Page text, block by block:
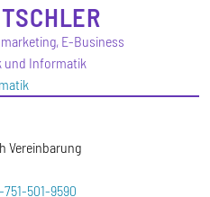
E-Business
und Informatik
Vereinbarung
501-9590